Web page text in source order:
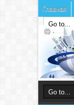
Главная